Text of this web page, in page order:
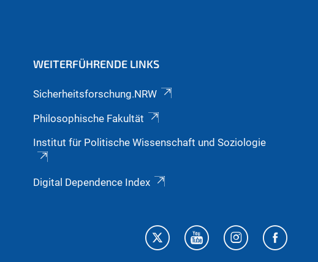
WEITERFÜHRENDE LINKS
Sicherheitsforschung.NRW
Philosophische Fakultät
Institut für Politische Wissenschaft und Soziologie
Digital Dependence Index